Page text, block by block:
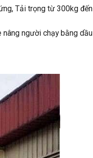
Tải trọng từ 300kg đến
người chạy bằng dầu